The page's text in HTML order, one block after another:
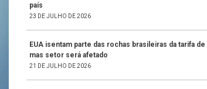
país
23 DE JULHO DE 2026
EUA isentam parte das rochas brasileiras da tarifa de
mas setor será afetado
21 DE JULHO DE 2026